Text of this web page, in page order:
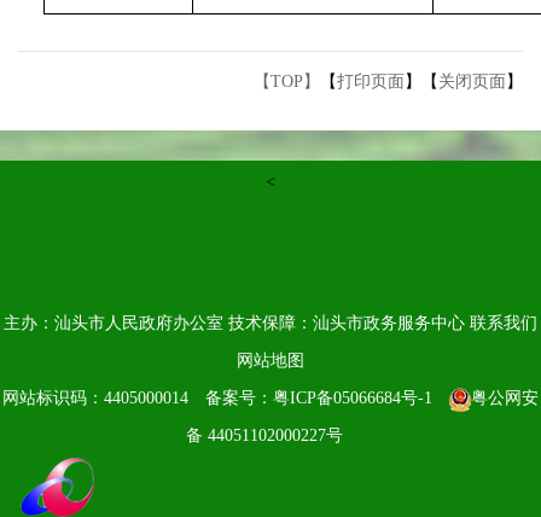
【TOP】 【打印页面 】【 关闭页面 】
<
主办：汕头市人民政府办公室 技术保障：汕头市政务服务中心 联系我们
网站地图
网站标识码：4405000014 备案号：粤ICP备05066684号-1 粤公网安
备 44051102000227号